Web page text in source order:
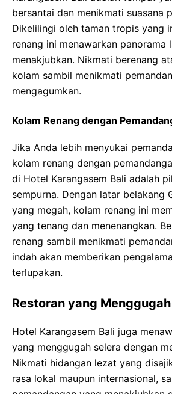
bersantai dan menikmati suasana
Dikelilingi oleh taman tropis yang
renang ini menawarkan panorama
menakjubkan. Nikmati berenang
kolam sambil menikmati
mengagumkan.
Kolam Renang dengan
Jika Anda lebih menyukai
kolam renang dengan
di Hotel Karangasem Bali adalah
sempurna. Dengan latar belakang
yang megah, kolam renang ini
yang tenang dan menenangkan.
renang sambil menikmati
indah akan memberikan
terlupakan.
Restoran yang
Hotel Karangasem Bali juga
yang menggugah selera dengan
Nikmati hidangan lezat yang
rasa lokal maupun internasional,